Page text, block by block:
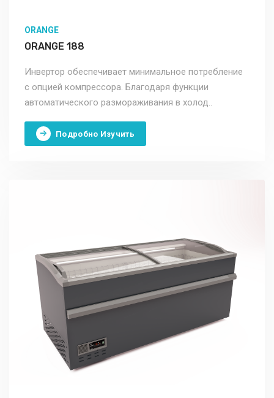
ORANGE
ORANGE 188
Инвертор обеспечивает минимальное потребление
с опцией компрессора. Благодаря функции
автоматического размораживания в холод..
Подробно Изучить